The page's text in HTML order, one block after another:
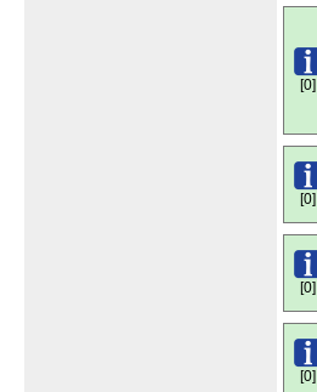
[0]
[0]
[0]
[0]